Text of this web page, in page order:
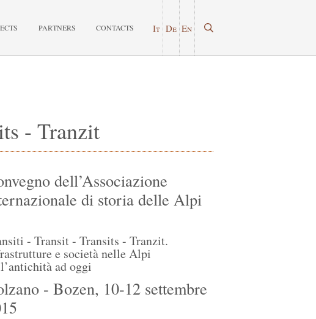
PARTNERS CONTACTS It De En
- Tranzit
dell’Associazione
di storia delle Alpi
- Transit - Transits - Tranzit.
e società nelle Alpi
ad oggi
- Bozen, 10-12 settembre